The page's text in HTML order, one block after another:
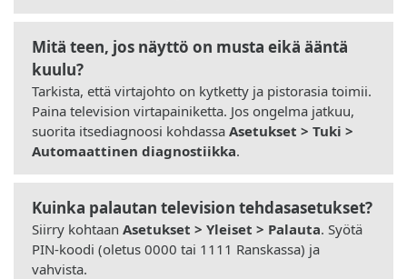
Mitä teen, jos näyttö on musta eikä ääntä
kuulu?
Tarkista, että virtajohto on kytketty ja pistorasia toimii.
Paina television virtapainiketta. Jos ongelma jatkuu,
suorita itsediagnoosi kohdassa Asetukset > Tuki >
Automaattinen diagnostiikka.
Kuinka palautan television tehdasasetukset?
Siirry kohtaan Asetukset > Yleiset > Palauta. Syötä
PIN-koodi (oletus 0000 tai 1111 Ranskassa) ja
vahvista.